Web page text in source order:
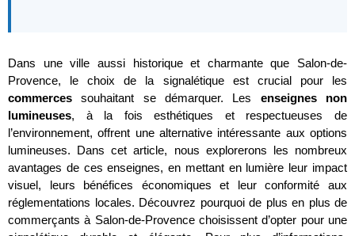
Dans une ville aussi historique et charmante que Salon-de-
Provence, le choix de la signalétique est crucial pour les
commerces souhaitant se démarquer. Les enseignes non
lumineuses, à la fois esthétiques et respectueuses de
l’environnement, offrent une alternative intéressante aux options
lumineuses. Dans cet article, nous explorerons les nombreux
avantages de ces enseignes, en mettant en lumière leur impact
visuel, leurs bénéfices économiques et leur conformité aux
réglementations locales. Découvrez pourquoi de plus en plus de
commerçants à Salon-de-Provence choisissent d’opter pour une